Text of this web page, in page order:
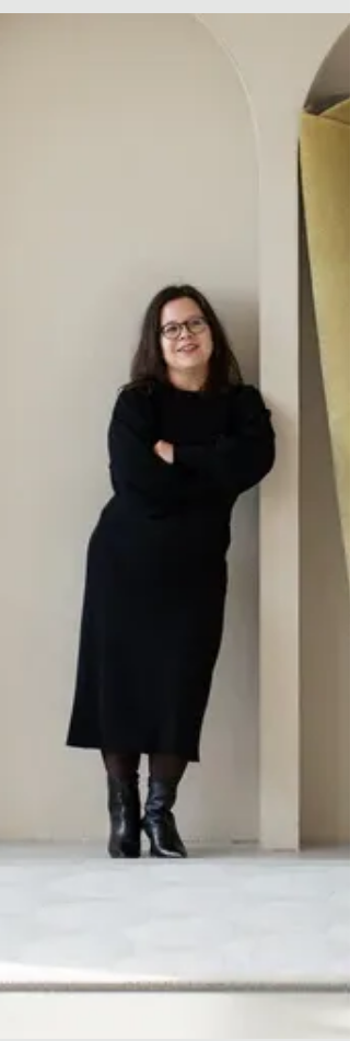
Milaan Design Week 2024 komt er
aan in april! Het jaarlijkse must-go
event voor interieurprofessionals.